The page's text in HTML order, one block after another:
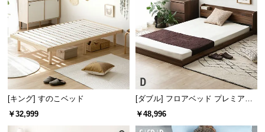
搬
入
経
路
に
つ
い
て
[キング] すのこベッド
￥32,999
[ダブル] フロアベッド プレミアム
マットレス付き
￥48,996